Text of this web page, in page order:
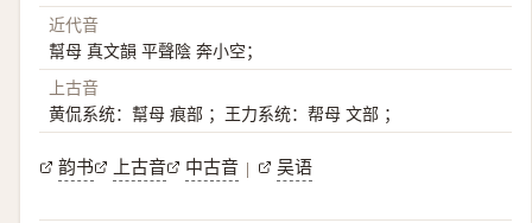
近代音
幫母 真文韻 平聲陰 奔小空；
上古音
黄侃系统：幫母 痕部 ；王力系统：帮母 文部 ；
韵书 上古音 中古音 | 吴语